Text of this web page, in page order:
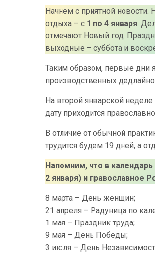
Начнем с приятной новости.
отдыха – с 1 по 4 января .
отмечают Новый год.
выходные – суббота и
Таким образом, первые дни
производственных
На второй январской
дату приходится
В отличие от обычной
трудится будем 19 дней, а
Напомним, что в
2 января) и православное
8 марта – День женщин;
21 апреля – Радуница по
1 мая – Праздник труда;
9 мая – День Победы;
3 июля – День